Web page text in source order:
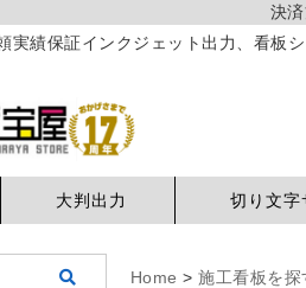
決
実績保証インクジェット出力、看板
大判出力 切り文字
Home > 施工看板を探